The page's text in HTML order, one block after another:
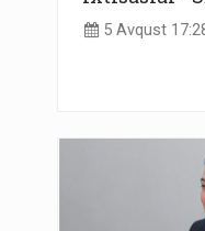
5 Avqust